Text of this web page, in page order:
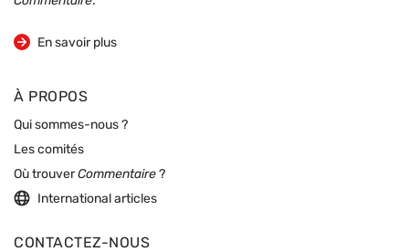
En savoir plus
sur la revue
À PROPOS
Qui sommes-nous ?
Les comités
Où trouverCommentaire ?
International articles
CONTACTEZ-NOUS